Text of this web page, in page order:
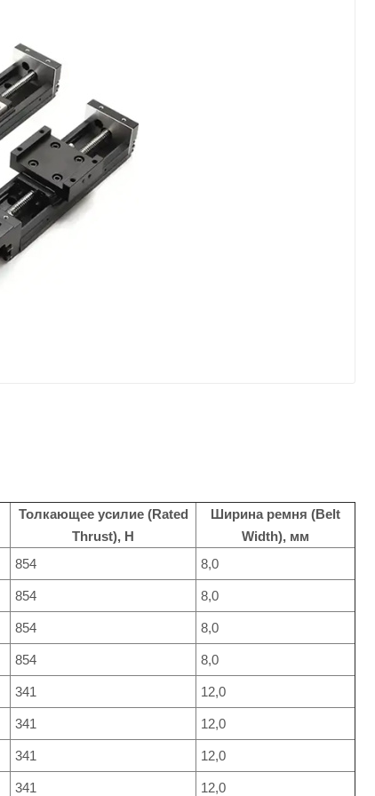
Толкающее усилие (Rated
Thrust), Н
Ширина ремня (Belt
Width), мм
854 8,0
854 8,0
854 8,0
854 8,0
341 12,0
341 12,0
341 12,0
341 12,0